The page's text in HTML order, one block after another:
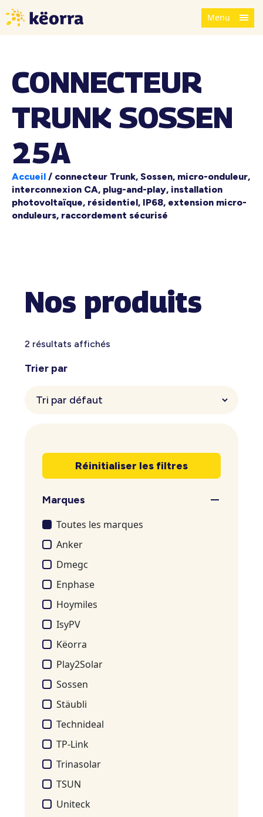
Menu
CONNECTEUR
TRUNK SOSSEN
25A
Accueil / connecteur Trunk, Sossen, micro-onduleur,
interconnexion CA, plug-and-play, installation
photovoltaïque, résidentiel, IP68, extension micro-
onduleurs, raccordement sécurisé
Nos produits
2 résultats affichés
Trier par
Réinitialiser les filtres
Marques
Toutes les marques
Anker
Dmegc
Enphase
Hoymiles
IsyPV
Këorra
Play2Solar
Sossen
Stäubli
Technideal
TP-Link
Trinasolar
TSUN
Uniteck